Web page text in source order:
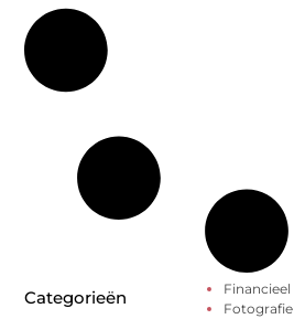
Categorieën
Financieel
Fotografie